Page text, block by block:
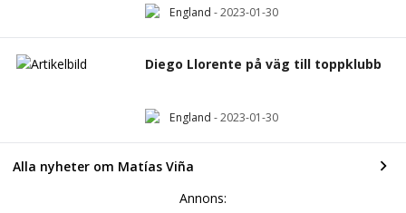
England -2023-01-30
Diego Llorente på väg till toppklubb
England -2023-01-30
Alla nyheter om Matías Viña
Annons: